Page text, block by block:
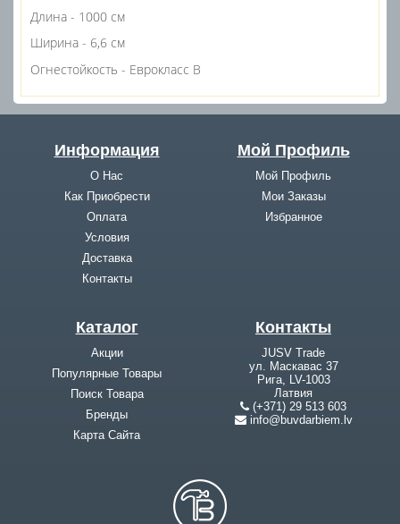
Длина - 1000 см
Ширина - 6,6 см
Огнестойкость - Еврокласс B
Информация
О Нас
Как Приобрести
Оплата
Условия
Доставка
Контакты
Мой Профиль
Мой Профиль
Мои Заказы
Избранное
Каталог
Акции
Популярные Товары
Поиск Товара
Бренды
Карта Cайта
Контакты
JUSV Trade
ул. Маскавас 37
Рига, LV-1003
Латвия
(+371) 29 513 603
info@buvdarbiem.lv